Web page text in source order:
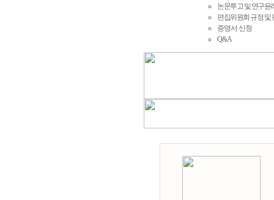
논문투고 및 연구윤
편집위원회 규정 및
증명서 신청
Q&A